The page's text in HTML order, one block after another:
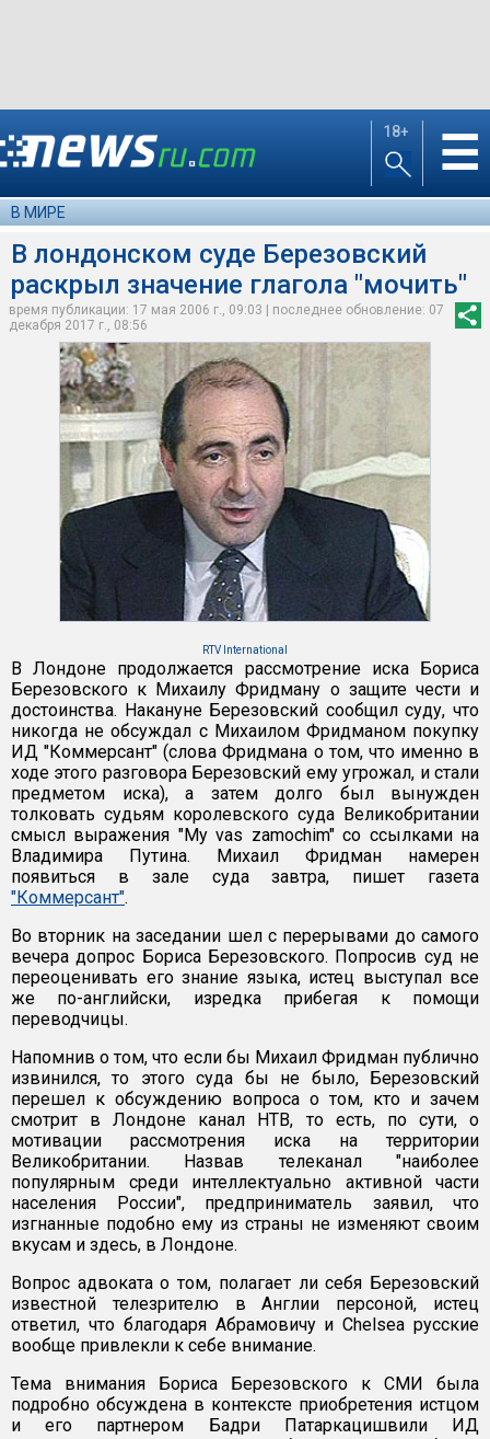
18+ ☰
В МИРЕ
В лондонском суде Березовский
раскрыл значение глагола "мочить"
время публикации: 17 мая 2006 г., 09:03 | последнее обновление: 07
декабря 2017 г., 08:56
RTV International
В Лондоне продолжается рассмотрение иска Бориса
Березовского к Михаилу Фридману о защите чести и
достоинства. Накануне Березовский сообщил суду, что
никогда не обсуждал с Михаилом Фридманом покупку
ИД "Коммерсант" (слова Фридмана о том, что именно в
ходе этого разговора Березовский ему угрожал, и стали
предметом иска), а затем долго был вынужден
толковать судьям королевского суда Великобритании
смысл выражения "My vas zamochim" со ссылками на
Владимира Путина. Михаил Фридман намерен
появиться в зале суда завтра, пишет газета
"Коммерсант".
Во вторник на заседании шел с перерывами до самого
вечера допрос Бориса Березовского. Попросив суд не
переоценивать его знание языка, истец выступал все
же по-английски, изредка прибегая к помощи
переводчицы.
Напомнив о том, что если бы Михаил Фридман публично
извинился, то этого суда бы не было, Березовский
перешел к обсуждению вопроса о том, кто и зачем
смотрит в Лондоне канал НТВ, то есть, по сути, о
мотивации рассмотрения иска на территории
Великобритании. Назвав телеканал "наиболее
популярным среди интеллектуально активной части
населения России", предприниматель заявил, что
изгнанные подобно ему из страны не изменяют своим
вкусам и здесь, в Лондоне.
Вопрос адвоката о том, полагает ли себя Березовский
известной телезрителю в Англии персоной, истец
ответил, что благодаря Абрамовичу и Chelsea русские
вообще привлекли к себе внимание.
Тема внимания Бориса Березовского к СМИ была
подробно обсуждена в контексте приобретения истцом
и его партнером Бадри Патаркацишвили ИД